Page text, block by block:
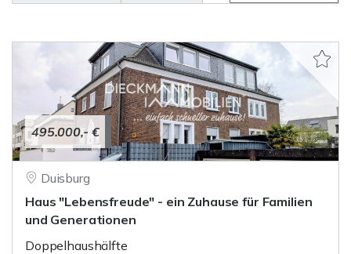
495.000,- €
Duisburg
Haus "Lebensfreude" - ein Zuhause für Familien
und Generationen
Doppelhaushälfte